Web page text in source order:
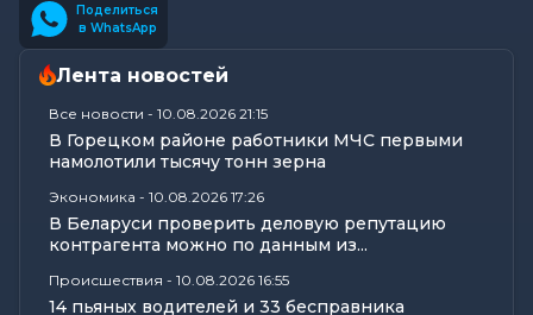
Поделиться
в WhatsApp
Лента новостей
Все новости - 10.08.2026 21:15
В Горецком районе работники МЧС первыми
намолотили тысячу тонн зерна
Экономика - 10.08.2026 17:26
В Беларуси проверить деловую репутацию
контрагента можно по данным из...
Происшествия - 10.08.2026 16:55
14 пьяных водителей и 33 бесправника